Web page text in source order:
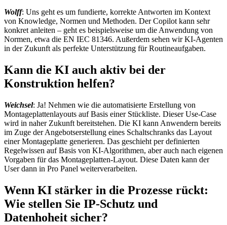
Wolff: Uns geht es um fundierte, korrekte Antworten im Kontext
von Knowledge, Normen und Methoden. Der Copilot kann sehr
konkret anleiten – geht es beispielsweise um die Anwendung von
Normen, etwa die EN IEC 81346. Außerdem sehen wir KI-Agenten
in der Zukunft als perfekte Unterstützung für Routineaufgaben.
Kann die KI auch aktiv bei der
Konstruktion helfen?
Weichsel: Ja! Nehmen wie die automatisierte Erstellung von
Montageplattenlayouts auf Basis einer Stückliste. Dieser Use-Case
wird in naher Zukunft bereitstehen. Die KI kann Anwendern bereits
im Zuge der Angebotserstellung eines Schaltschranks das Layout
einer Montageplatte generieren. Das geschieht per definierten
Regelwissen auf Basis von KI-Algorithmen, aber auch nach eigenen
Vorgaben für das Montageplatten-Layout. Diese Daten kann der
User dann in Pro Panel weiterverarbeiten.
Wenn KI stärker in die Prozesse rückt:
Wie stellen Sie IP-Schutz und
Datenhoheit sicher?